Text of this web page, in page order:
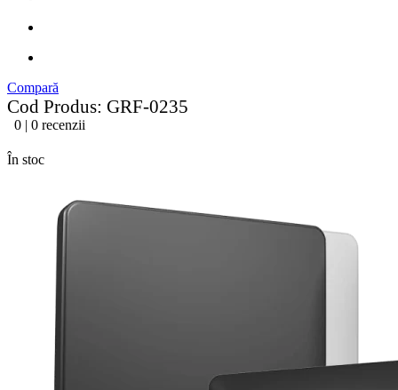
Compară
Cod Produs: GRF-0235
0 | 0 recenzii
În stoc